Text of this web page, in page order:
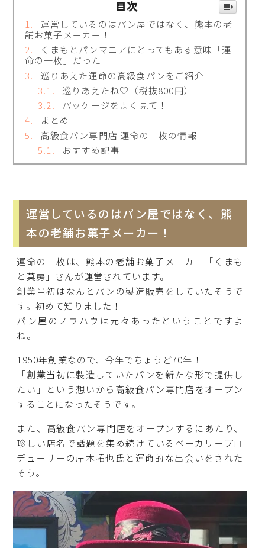
目次
運営しているのはパン屋ではなく、熊本の老
舗お菓子メーカー！
くまもとパンマニアにとってもある意味「運
命の一枚」だった
巡りあえた運命の高級食パンをご紹介
巡りあえたね♡（税抜800円）
パッケージをよく見て！
まとめ
高級食パン専門店 運命の一枚の情報
おすすめ記事
運営しているのはパン屋ではなく、熊
本の老舗お菓子メーカー！
運命の一枚は、熊本の老舗お菓子メーカー「くまも
と菓房」さんが運営されています。
創業当初はなんとパンの製造販売をしていたそうで
す。初めて知りました！
パン屋のノウハウは元々あったということですよ
ね。
1950年創業なので、今年でちょうど70年！
「創業当初に製造していたパンを新たな形で提供し
たい」という想いから高級食パン専門店をオープン
することになったそうです。
また、高級食パン専門店をオープンするにあたり、
珍しい店名で話題を集め続けているベーカリープロ
デューサーの岸本拓也氏と運命的な出会いをされた
そう。